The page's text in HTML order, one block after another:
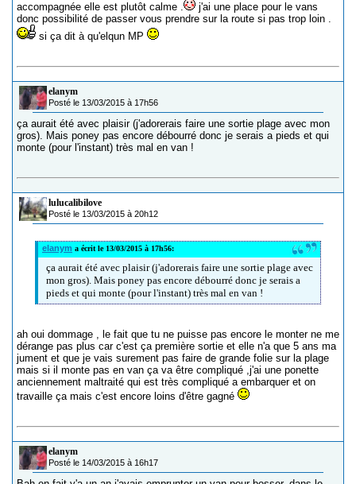
accompagnée elle est plutôt calme .
j'ai une place pour le vans
donc possibilité de passer vous prendre sur la route si pas trop loin .
si ça dit à qu'elqun MP
elanym
Posté le 13/03/2015 à 17h56
ça aurait été avec plaisir (j'adorerais faire une sortie plage avec mon
gros). Mais poney pas encore débourré donc je serais a pieds et qui
monte (pour l'instant) très mal en van !
lulucalibilove
Posté le 13/03/2015 à 20h12
elanym a écrit le 13/03/2015 à 17h56:
ça aurait été avec plaisir (j'adorerais faire une sortie plage avec
mon gros). Mais poney pas encore débourré donc je serais a
pieds et qui monte (pour l'instant) très mal en van !
ah oui dommage , le fait que tu ne puisse pas encore le monter ne me
dérange pas plus car c'est ça première sortie et elle n'a que 5 ans ma
jument et que je vais surement pas faire de grande folie sur la plage
mais si il monte pas en van ça va être compliqué ,j'ai une ponette
anciennement maltraité qui est très compliqué a embarquer et on
travaille ça mais c'est encore loins d'être gagné
elanym
Posté le 14/03/2015 à 16h17